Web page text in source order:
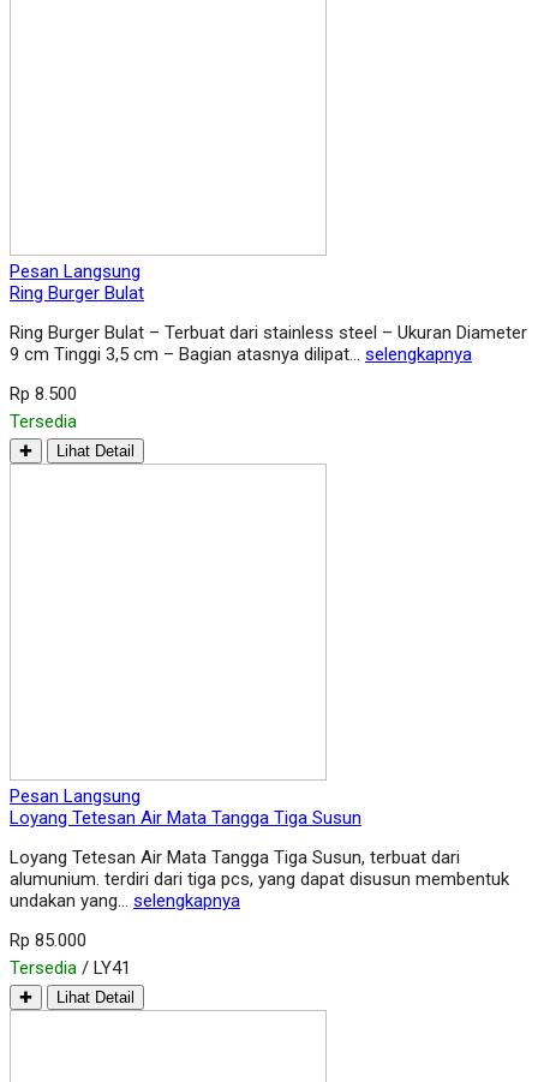
Pesan Langsung
Ring Burger Bulat
Ring Burger Bulat – Terbuat dari stainless steel – Ukuran Diameter
9 cm Tinggi 3,5 cm – Bagian atasnya dilipat… selengkapnya
Rp 8.500
Tersedia
✚ Lihat Detail
Pesan Langsung
Loyang Tetesan Air Mata Tangga Tiga Susun
Loyang Tetesan Air Mata Tangga Tiga Susun, terbuat dari
alumunium. terdiri dari tiga pcs, yang dapat disusun membentuk
undakan yang… selengkapnya
Rp 85.000
Tersedia / LY41
✚ Lihat Detail